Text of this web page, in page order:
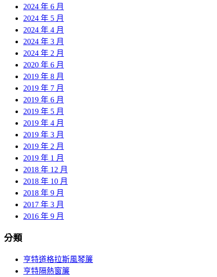
2024 年 6 月
2024 年 5 月
2024 年 4 月
2024 年 3 月
2024 年 2 月
2020 年 6 月
2019 年 8 月
2019 年 7 月
2019 年 6 月
2019 年 5 月
2019 年 4 月
2019 年 3 月
2019 年 2 月
2019 年 1 月
2018 年 12 月
2018 年 10 月
2018 年 9 月
2017 年 3 月
2016 年 9 月
分類
亨特道格拉斯風琴簾
亨特隔熱窗簾